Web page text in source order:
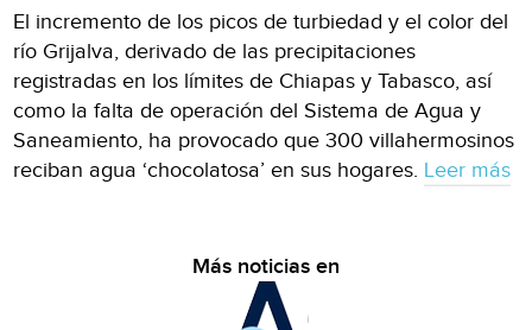
El incremento de los picos de turbiedad y el color del
río Grijalva, derivado de las precipitaciones
registradas en los límites de Chiapas y Tabasco, así
como la falta de operación del Sistema de Agua y
Saneamiento, ha provocado que 300 villahermosinos
reciban agua ‘chocolatosa’ en sus hogares. Leer más
Más noticias en